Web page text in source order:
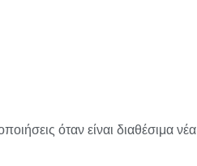
όταν είναι διαθέσιμα νέα